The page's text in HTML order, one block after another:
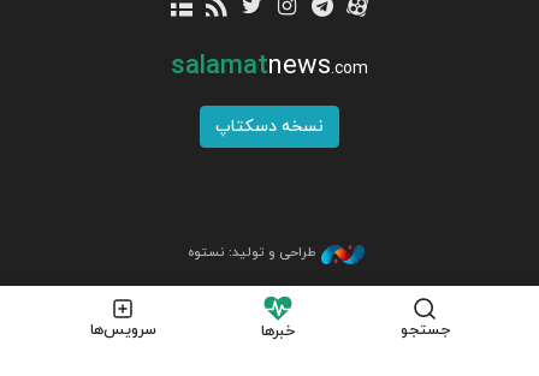
جستجو خبرها سرویس‌ها
salamatnews.com
نسخه دسکتاپ
طراحی و تولید: نستوه